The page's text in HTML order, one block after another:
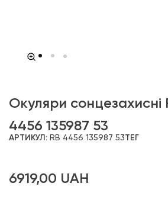
Окуляри сонцезахисні
4456 135987 53
АРТИКУЛ: RB 4456 135987 53ТЕГ
6919,00 UAH